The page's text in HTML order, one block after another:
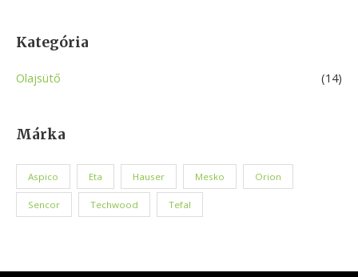
Kategória
Olajsütő (14)
Márka
Aspico Eta Hauser Mesko Orion
Sencor Techwood Tefal